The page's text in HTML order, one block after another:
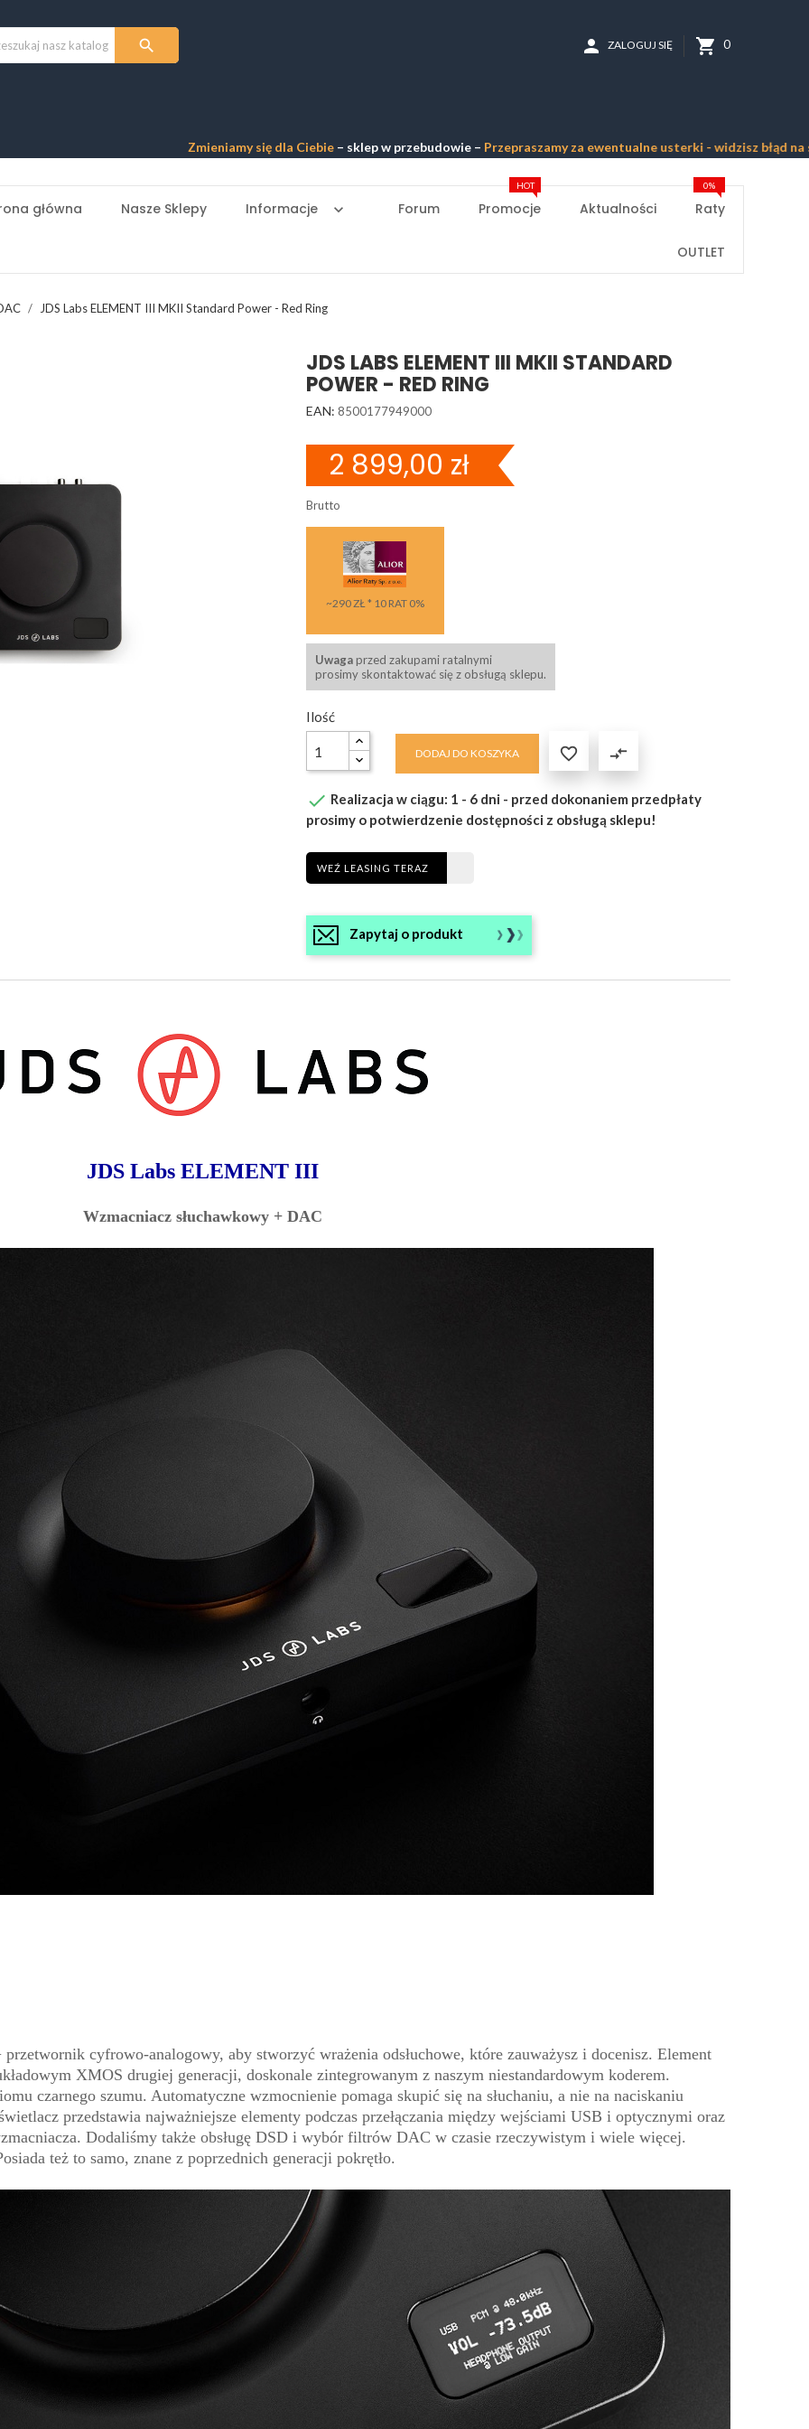
 shopping_cart 0
person ZALOGUJ SIĘ
Zmieniamy się dla Ciebie– sklep w przebudowie –Przepraszamy za ewentualne usterki - widzisz błąd na stronie?
główna Nasze Sklepy Informacje keyboard_arrow_down Forum Promocje
HOT
Aktualności Raty
0%
OUTLET
JDS Labs ELEMENT III MKII Standard Power - Red Ring
JDS LABS ELEMENT III MKII STANDARD
POWER - RED RING
EAN: 8500177949000
2 899,00 zł
Brutto
~290 ZŁ * 10 RAT 0%
Uwagaprzed zakupami ratalnymi
prosimy skontaktować się z obsługą sklepu.
Ilość
DODAJ DO KOSZYKA  compare_arrows
 Realizacja w ciągu: 1 - 6 dni - przed dokonaniem przedpłaty
prosimy o potwierdzenie dostępności z obsługą sklepu!
WEŹ LEASING TERAZ
Zapytaj o produkt
JDS Labs ELEMENT III
Wzmacniacz słuchawkowy + DAC
cyfrowo-analogowy, aby stworzyć wrażenia odsłuchowe, które zauważysz i docenisz. Element
XMOS drugiej generacji, doskonale zintegrowanym z naszym niestandardowym koderem.
czarnego szumu. Automatyczne wzmocnienie pomaga skupić się na słuchaniu, a nie na naciskaniu
przedstawia najważniejsze elementy podczas przełączania między wejściami USB i optycznymi oraz
Dodaliśmy także obsługę DSD i wybór filtrów DAC w czasie rzeczywistym i wiele więcej.
też to samo, znane z poprzednich generacji pokrętło.